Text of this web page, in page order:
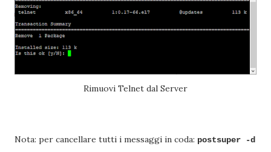
Rimuovi Telnet dal Server
Nota: per cancellare tutti i messaggi in coda: postsuper -d